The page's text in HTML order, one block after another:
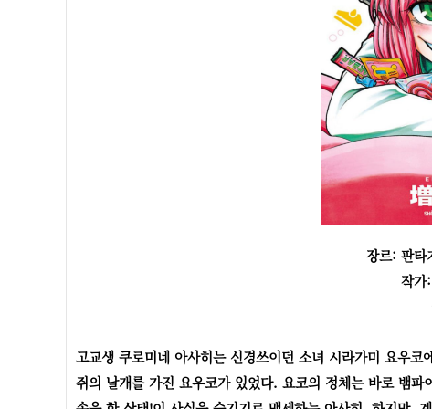
장르: 판타
작가
고교생 쿠로미네 아사히는 신경쓰이던 소녀 시라가미 요우
쥐의 날개를 가진 요우코가 있었다. 요코의 정체는 바로 뱀